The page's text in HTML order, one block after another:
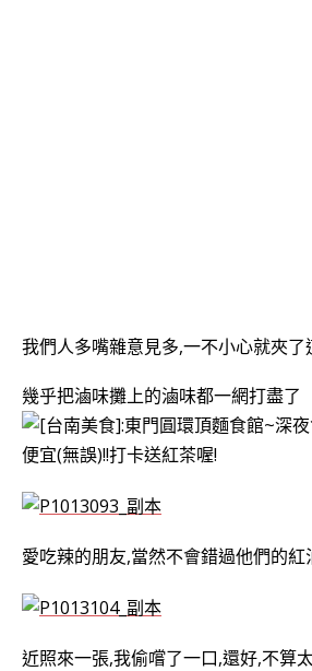
我們人多嘴雜意見多,一不小心就夾
幾乎把滷味攤上的滷味都一網打盡了
愛吃辣的朋友,當然不會錯過他們的紅
近照來一張,我偷嚐了一口,還好,不算